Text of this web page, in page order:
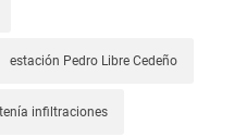
estación Pedro Libre Cedeño
infiltraciones